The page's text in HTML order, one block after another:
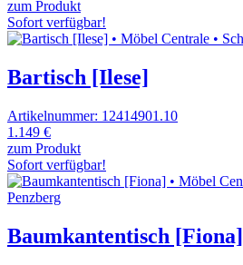
zum Produkt
Sofort verfügbar!
Bartisch [Ilese]
Artikelnummer: 12414901.10
1.149 €
zum Produkt
Sofort verfügbar!
Baumkantentisch [Fiona]